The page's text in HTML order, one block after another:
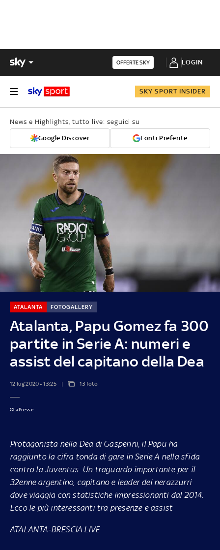
OFFERTE SKY LOGIN
SKY SPORT INSIDER
News e Highlights, tutto live: seguici su
Google Discover Fonti Preferite
Atalanta, Papu Gomez fa 300
partite in Serie A: numeri e
assist del capitano della Dea
ATALANTA FOTOGALLERY
12 lug 2020 - 13:25 13 foto
©LaPresse
Protagonista nella Dea di Gasperini, il Papu ha
raggiunto la cifra tonda di gare in Serie A nella sfida
contro la Juventus. Un traguardo importante per il
32enne argentino, capitano e leader dei nerazzurri
dove viaggia con statistiche impressionanti dal 2014.
Ecco le più interessanti tra presenze e assist
ATALANTA-BRESCIA LIVE